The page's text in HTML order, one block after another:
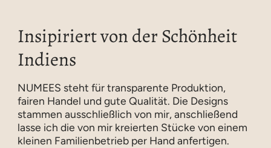
Insipiriert von der Schönheit
Indiens
NUMEES steht für transparente Produktion,
fairen Handel und gute Qualität. Die Designs
stammen ausschließlich von mir, anschließend
lasse ich die von mir kreierten Stücke von einem
kleinen Familienbetrieb per Hand anfertigen.